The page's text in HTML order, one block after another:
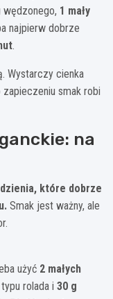
wędzonego, 1 mały
najpierw dobrze
.
Wystarczy cienka
zapieczeniu smak robi
na
które dobrze
Smak jest ważny, ale
użyć 2 małych
rolada i 30 g